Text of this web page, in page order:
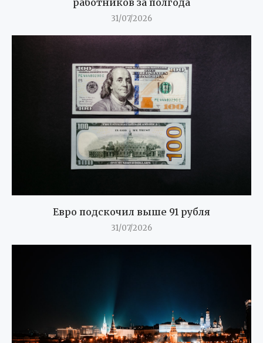
31/07/2026
Евро подскочил выше 91 рубля
31/07/2026